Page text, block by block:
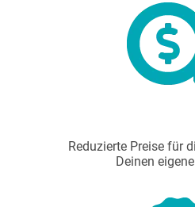
Reduzierte Preise für
Deinen